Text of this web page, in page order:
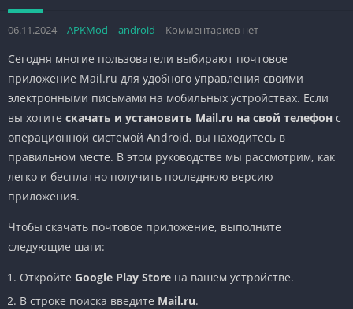
06.11.2024 APKMod android Комментариев нет
Сегодня многие пользователи выбирают почтовое
приложение Mail.ru для удобного управления своими
электронными письмами на мобильных устройствах. Если
вы хотите скачать и установить Mail.ru на свой телефон с
операционной системой Android, вы находитесь в
правильном месте. В этом руководстве мы рассмотрим, как
легко и бесплатно получить последнюю версию
приложения.
Чтобы скачать почтовое приложение, выполните
следующие шаги:
Откройте Google Play Store на вашем устройстве.
В строке поиска введите Mail.ru.